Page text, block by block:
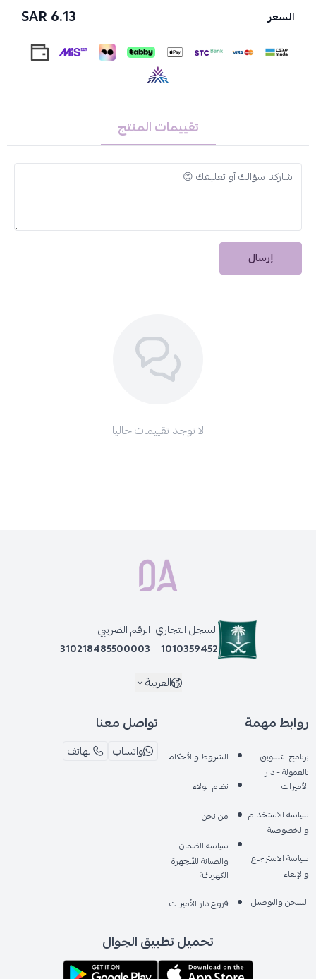
حجم عملي مثالي للاستخدام اليومي وحمل الحقيبة.
تفاصيل دكتور بودي - كريم لترطيب اليدين
يحتوي على مزيج من الزيوت الطبيعية ومضادات الأكسدة.
يعزز تجديد خلايا البشرة ويحمي من العوامل البيئية الضارة.
حافظي على يديك ناعمتين ومحمية مع كريم دكتور بودي عالي الترطيب
واطلبيه الآن من دار الأميرات ليكون جزءًا من روتين العناية باليدين
وتمتعي بترطيب يدوم طوال اليوم.
السعر 6.13 SAR
تقييمات المنتج
إرسال
لا توجد تقييمات حاليا
السجل التجاري
1010359452
الرقم الضريبي
310218485500003
العربية
روابط مهمة
برنامج التسويق
بالعمولة - دار
الأميرات
سياسة الاستخدام
والخصوصية
سياسة الاسترجاع
والإلغاء
الشحن والتوصيل
الشروط والأحكام
نظام الولاء
من نحن
سياسة الضمان
والصيانة للأـجهزة
الكهربائية
فروع دار الأميرات
تواصل معنا
واتساب الهاتف
تحميل تطبيق الجوال